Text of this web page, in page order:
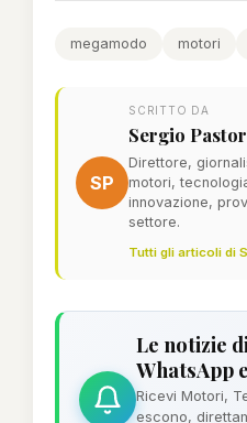
megamodo motori
SP
SCRITTO DA
Sergio
Direttore,
motori,
innovazione,
settore.
Tutti gli articoli di
Le notizie
WhatsApp
Ricevi Motori,
escono,